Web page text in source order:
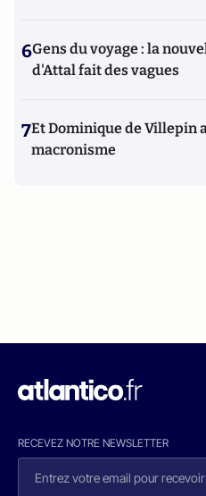
6Gens du voyage : la
d'Attal fait des vagues
7Et Dominique de Villepin
macronisme
RECEVEZ NOTRE NEWSLETTER